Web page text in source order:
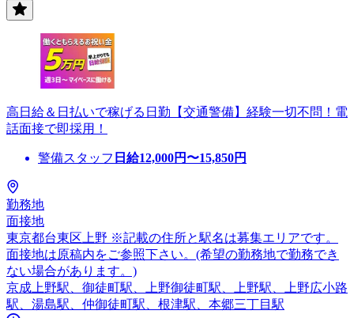
高日給＆日払いで稼げる日勤【交通警備】経験一切不問！電
話面接で即採用！
警備スタッフ 日給12,000円〜15,850円
勤務地
面接地
東京都台東区上野 ※記載の住所と駅名は募集エリアです。
面接地は原稿内をご参照下さい。(希望の勤務地で勤務でき
ない場合があります。)
京成上野駅、御徒町駅、上野御徒町駅、上野駅、上野広小路
駅、湯島駅、仲御徒町駅、根津駅、本郷三丁目駅